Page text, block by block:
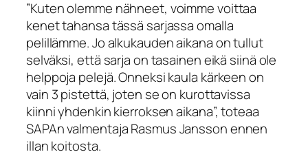
”Kuten olemme nähneet, voimme voittaa
kenet tahansa tässä sarjassa omalla
pelillämme. Jo alkukauden aikana on tullut
selväksi, että sarja on tasainen eikä siinä ole
helppoja pelejä. Onneksi kaula kärkeen on
vain 3 pistettä, joten se on kurottavissa
kiinni yhdenkin kierroksen aikana”, toteaa
SAPAn valmentaja Rasmus Jansson ennen
illan koitosta.